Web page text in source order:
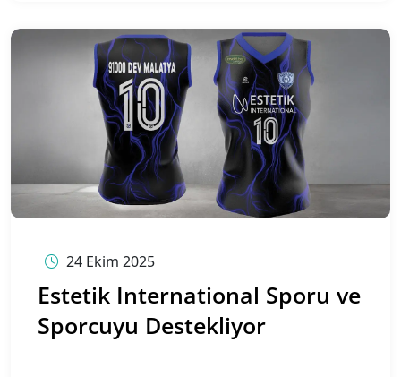
24 Ekim 2025
Estetik International Sporu ve
Sporcuyu Destekliyor